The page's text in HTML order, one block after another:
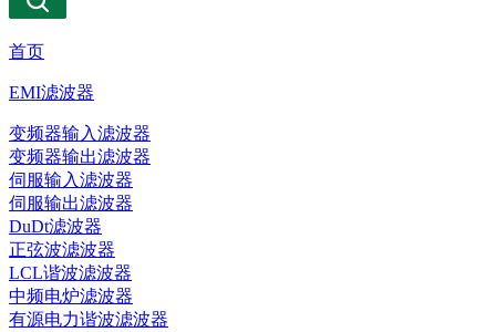
首页
EMI滤波器
变频器输入滤波器
变频器输出滤波器
伺服输入滤波器
伺服输出滤波器
DuDt滤波器
正弦波滤波器
LCL谐波滤波器
中频电炉滤波器
有源电力谐波滤波器